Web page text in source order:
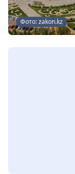
Фото: zakon.kz